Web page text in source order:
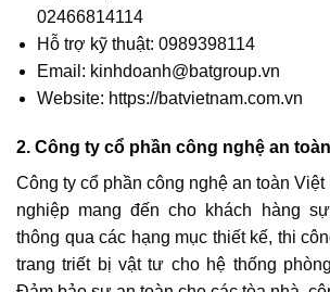
02466814114
Hỗ trợ kỹ thuật: 0989398114
Email: kinhdoanh@batgroup.vn
Website: https://batvietnam.com.vn
2. Công ty cổ phần công nghệ an
Công ty cổ phần công nghệ an toàn Việt
nghiệp mang đến cho khách hàng
thông qua các hạng mục thiết kế, thi
trang triết bị vật tư cho hệ thống